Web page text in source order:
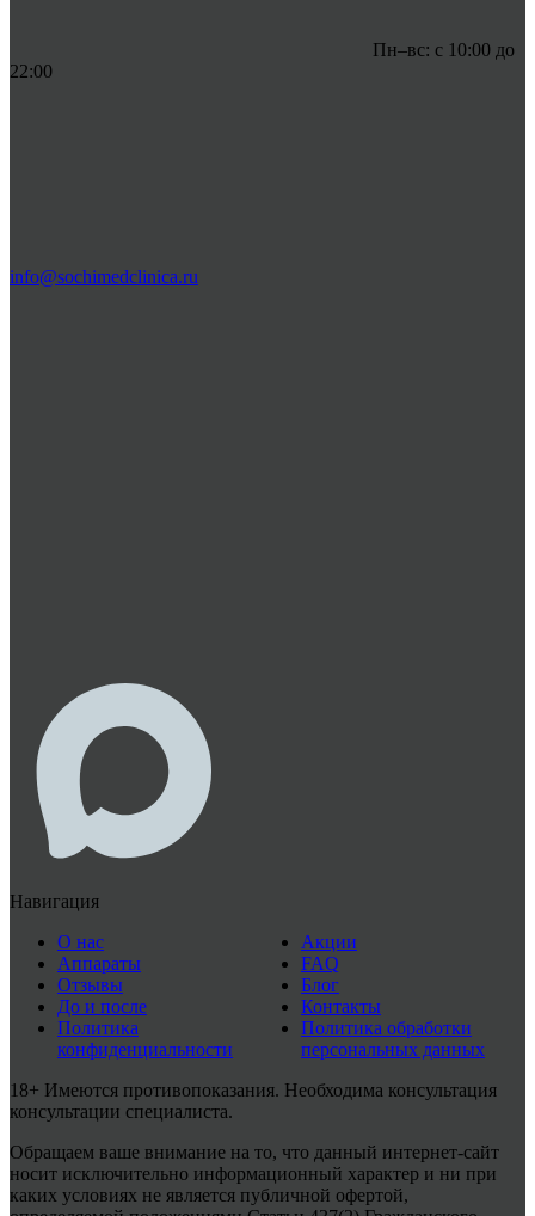
Пн–вс: с 10:00 до
22:00
info@sochimedclinica.ru
Навигация
О нас
Аппараты
Отзывы
До и после
Политика
конфиденциальности
Акции
FAQ
Блог
Контакты
Политика обработки
персональных данных
18+ Имеются противопоказания. Необходима консультация
консультации специалиста.
Обращаем ваше внимание на то, что данный интернет-сайт
носит исключительно информационный характер и ни при
каких условиях не является публичной офертой,